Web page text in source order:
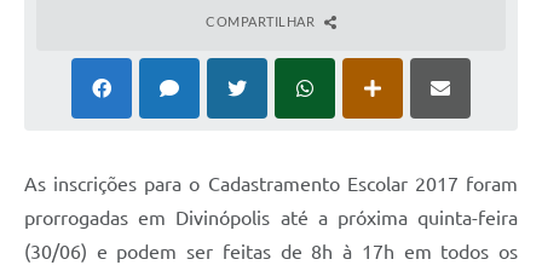
COMPARTILHAR
As inscrições para o Cadastramento Escolar 2017 foram
prorrogadas em Divinópolis até a próxima quinta-feira
(30/06) e podem ser feitas de 8h à 17h em todos os